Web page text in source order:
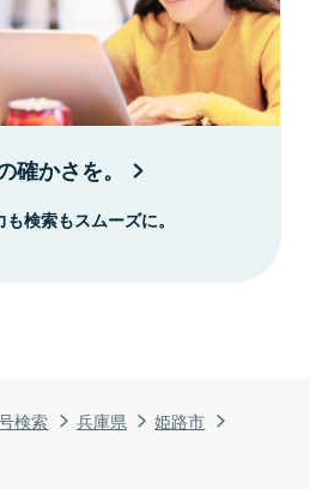
検索 兵庫県
姫路市
確かさを。
検索もスムーズに。